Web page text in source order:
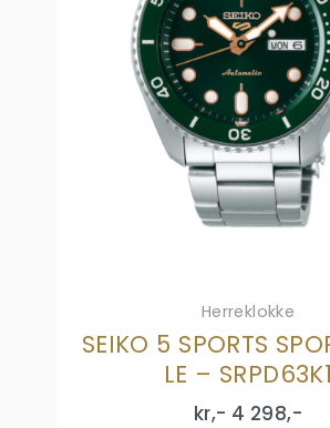
Herreklokke
SEIKO 5 SPORTS
LE – SRPD63K1
kr,- 4 298,-